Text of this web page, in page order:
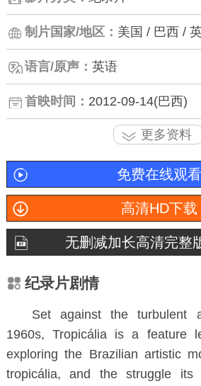
制片国家/地区： 美国 / 巴西 /
语言/原声： 英语
首映时间： 2012-09-14(巴西)
更多资料
免费在线观看
高清HD下载
无删减加长高清完整
纪录片剧情
Set against the turbulent
1960s, Tropicália is a feature
exploring the Brazilian artistic
tropicália, and the struggle its